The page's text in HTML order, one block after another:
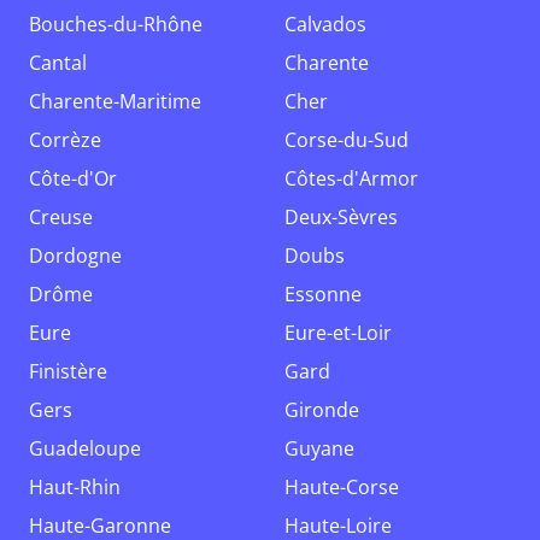
Bouches-du-Rhône
Calvados
Cantal
Charente
Charente-Maritime
Cher
Corrèze
Corse-du-Sud
Côte-d'Or
Côtes-d'Armor
Creuse
Deux-Sèvres
Dordogne
Doubs
Drôme
Essonne
Eure
Eure-et-Loir
Finistère
Gard
Gers
Gironde
Guadeloupe
Guyane
Haut-Rhin
Haute-Corse
Haute-Garonne
Haute-Loire